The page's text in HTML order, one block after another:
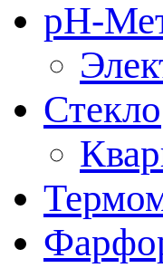
рН-
Стекло